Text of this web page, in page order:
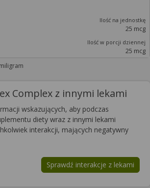
25 mcg
25 mcg
Complex z innymi lekami
wskazujących, aby podczas
diety wraz z innymi lekami
interakcji, mających negatywny
Sprawdź interakcje z lekami